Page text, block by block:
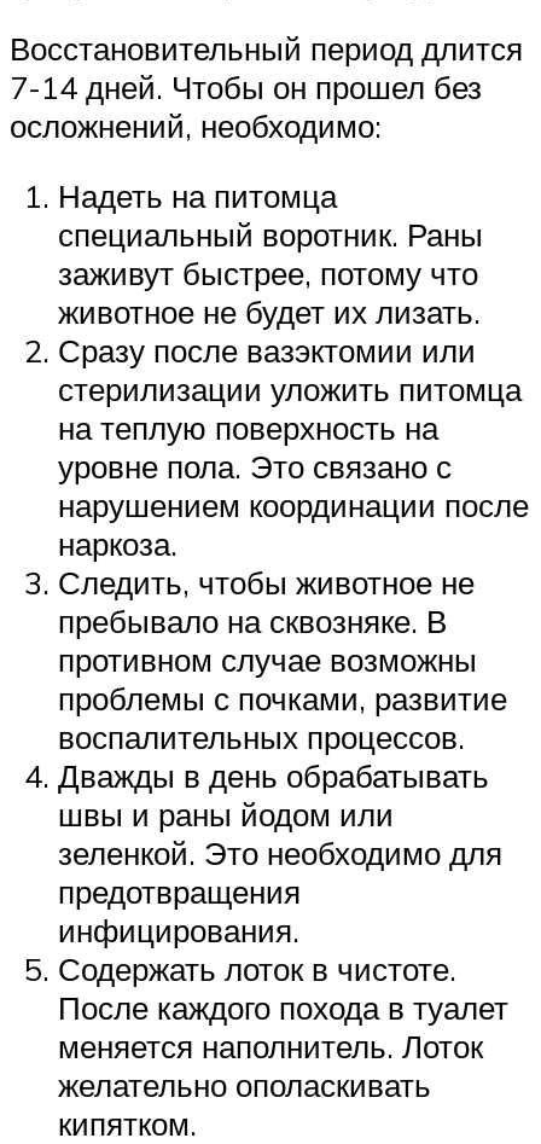
Восстановительный период длится
7-14 дней. Чтобы он прошел без
осложнений, необходимо:
Надеть на питомца
специальный воротник. Раны
заживут быстрее, потому что
животное не будет их лизать.
Сразу после вазэктомии или
стерилизации уложить питомца
на теплую поверхность на
уровне пола. Это связано с
нарушением координации после
наркоза.
Следить, чтобы животное не
пребывало на сквозняке. В
противном случае возможны
проблемы с почками, развитие
воспалительных процессов.
Дважды в день обрабатывать
швы и раны йодом или
зеленкой. Это необходимо для
предотвращения
инфицирования.
Содержать лоток в чистоте.
После каждого похода в туалет
меняется наполнитель. Лоток
желательно ополаскивать
кипятком.